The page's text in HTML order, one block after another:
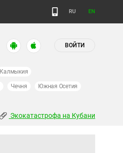
RU EN
ВОЙТИ
Калмыкия
Чечня Южная Осетия
Экокатастрофа на Кубани